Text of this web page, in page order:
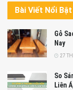
Bài Viết Nổi Bật
Gỗ
Nay
27
So
Liên